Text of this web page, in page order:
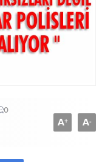
0
A+ A-